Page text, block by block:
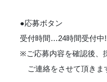
●応募ボタン
受付時間…24時間受付中
※ご応募内容を確認後、
ご連絡をさせて頂きま